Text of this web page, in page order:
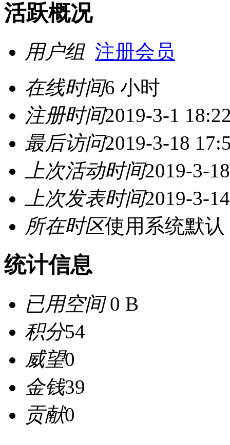
活跃概况
用户组 注册会员
在线时间6 小时
注册时间2019-3-1
最后访问2019-3-18
上次活动时间2019-3-
上次发表时间2019-3-
所在时区使用系统默认
统计信息
已用空间0 B
积分54
威望0
金钱39
贡献0